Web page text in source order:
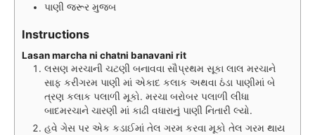
પાણી જરૂર મુજબ
Instructions
Lasan marcha ni chatni banavani rit
લસણ મરચાની ચટણી બનાવવા સૌપ્રથમ સૂકા લાલ મરચાને
સાફ કરીગરમ પાણી માં એકાદ કલાક અથવા ઠંડા પાણીમાં બે
ત્રણ કલાક પલાળી મૂકો. મરચા બરોબર પલાળી લીધા
બાદમરચાને ચારણી માં કાઢી વધારાનું પાણી નિતારી લ્યો.
હવે ગેસ પર એક કડાઈમાં તેલ ગરમ કરવા મૂકો તેલ ગરમ થાય